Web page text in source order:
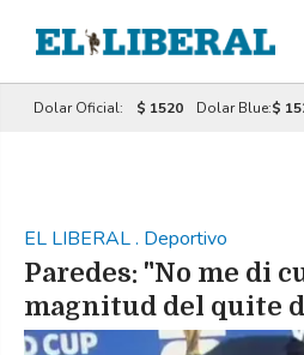
Dolar Oficial: $ 1520 Dolar Blue:$
EL LIBERAL. Deportivo
Paredes: "No me di
magnitud del quite